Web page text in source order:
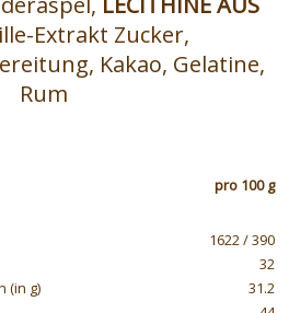
Extrakt Zucker,
Kakao, Gelatine,
Rum
pro 100 g
1622 / 390
32
(in g)
31.2